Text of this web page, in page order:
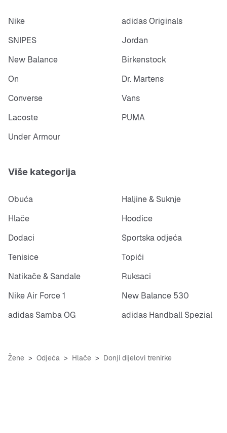
Nike
adidas Originals
SNIPES
Jordan
New Balance
Birkenstock
On
Dr. Martens
Converse
Vans
Lacoste
PUMA
Under Armour
Više kategorija
Obuća
Haljine & Suknje
Hlače
Hoodice
Dodaci
Sportska odjeća
Tenisice
Topići
Natikače & Sandale
Ruksaci
Nike Air Force 1
New Balance 530
adidas Samba OG
adidas Handball Spezial
Žene Odjeća Hlače Donji dijelovi trenirke